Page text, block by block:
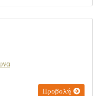
Προβολή